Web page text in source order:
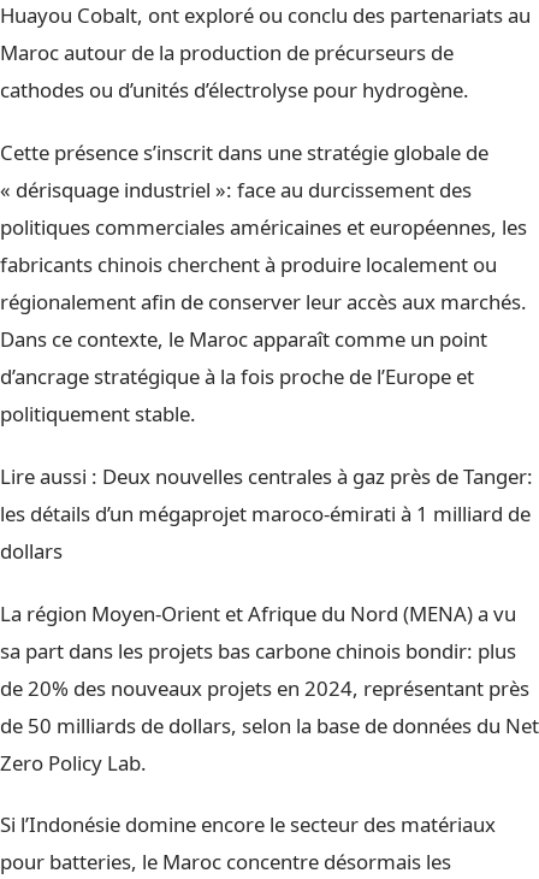
Huayou Cobalt, ont exploré ou conclu des partenariats au
Maroc autour de la production de précurseurs de
cathodes ou d’unités d’électrolyse pour hydrogène.
Cette présence s’inscrit dans une stratégie globale de
« dérisquage industriel »: face au durcissement des
politiques commerciales américaines et européennes, les
fabricants chinois cherchent à produire localement ou
régionalement afin de conserver leur accès aux marchés.
Dans ce contexte, le Maroc apparaît comme un point
d’ancrage stratégique à la fois proche de l’Europe et
politiquement stable.
Lire aussi : Deux nouvelles centrales à gaz près de Tanger:
les détails d’un mégaprojet maroco-émirati à 1 milliard de
dollars
La région Moyen-Orient et Afrique du Nord (MENA) a vu
sa part dans les projets bas carbone chinois bondir: plus
de 20% des nouveaux projets en 2024, représentant près
de 50 milliards de dollars, selon la base de données du Net
Zero Policy Lab.
Si l’Indonésie domine encore le secteur des matériaux
pour batteries, le Maroc concentre désormais les